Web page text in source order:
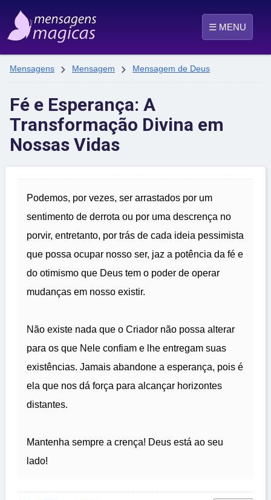
☰ MENU
Mensagens  Mensagem  Mensagem de Deus
Fé e Esperança: A
Transformação Divina em
Nossas Vidas
Podemos, por vezes, ser arrastados por um
sentimento de derrota ou por uma descrença no
porvir, entretanto, por trás de cada ideia pessimista
que possa ocupar nosso ser, jaz a potência da fé e
do otimismo que Deus tem o poder de operar
mudanças em nosso existir.
Não existe nada que o Criador não possa alterar
para os que Nele confiam e lhe entregam suas
existências. Jamais abandone a esperança, pois é
ela que nos dá força para alcançar horizontes
distantes.
Mantenha sempre a crença! Deus está ao seu
lado!